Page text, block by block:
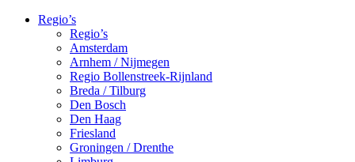
Regio’s
Regio’s
Amsterdam
Arnhem / Nijmegen
Regio Bollenstreek-Rijnland
Breda / Tilburg
Den Bosch
Den Haag
Friesland
Groningen / Drenthe